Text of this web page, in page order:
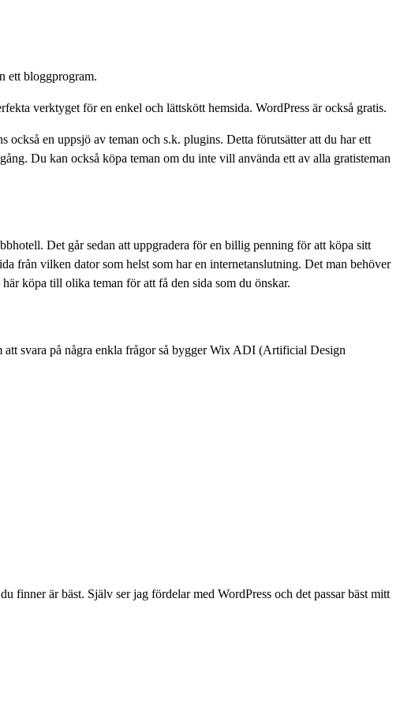
ett bloggprogram.
verktyget för en enkel och lättskött hemsida. WordPress är också gratis.
också en uppsjö av teman och s.k. plugins. Detta förutsätter att du har ett
Du kan också köpa teman om du inte vill använda ett av alla gratisteman
Det går sedan att uppgradera för en billig penning för att köpa sitt
från vilken dator som helst som har en internetanslutning. Det man behöver
köpa till olika teman för att få den sida som du önskar.
att svara på några enkla frågor så bygger Wix ADI (Artificial Design
finner är bäst. Själv ser jag fördelar med WordPress och det passar bäst mitt